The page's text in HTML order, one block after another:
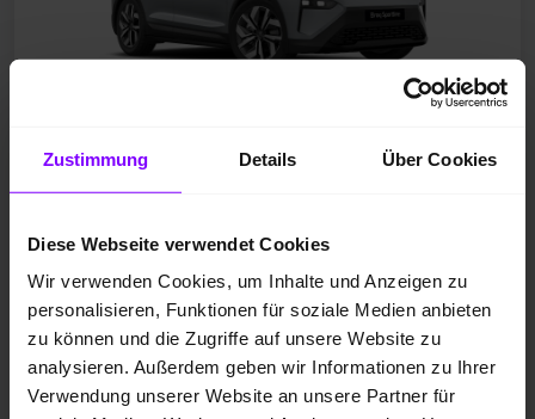
Zustimmung Details Über Cookies
Diese Webseite verwendet Cookies
Wir verwenden Cookies, um Inhalte und Anzeigen zu
personalisieren, Funktionen für soziale Medien anbieten
zu können und die Zugriffe auf unsere Website zu
analysieren. Außerdem geben wir Informationen zu Ihrer
Verwendung unserer Website an unsere Partner für
Elektro
Smokey Diamond-Silber...
10 km
140 kW / 190 PS
Automatik